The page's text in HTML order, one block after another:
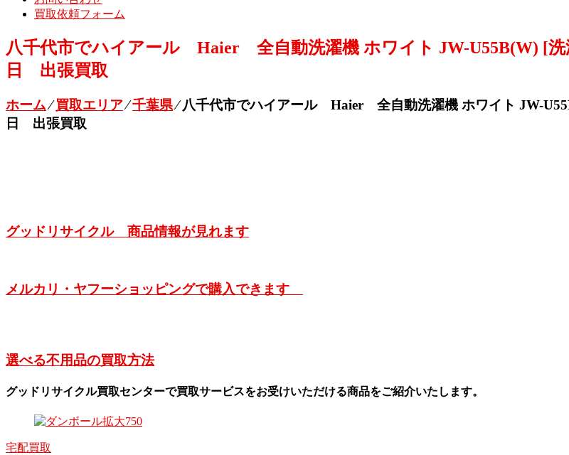
買取依頼フォーム
八千代市でハイアール Haier 全自動洗濯機 ホワイト JW-U55B(W) [洗
日 出張買取
ホーム⁄買取エリア⁄千葉県⁄八千代市でハイアール Haier 全自動洗濯機 ホワイト JW-
日 出張買取
グッドリサイクル 商品情報が見れます
メルカリ・ヤフーショッピングで購入できます
選べる不用品の買取方法
グッドリサイクル買取センターで買取サービスをお受けいただける商品をご紹介いたします。
宅配買取